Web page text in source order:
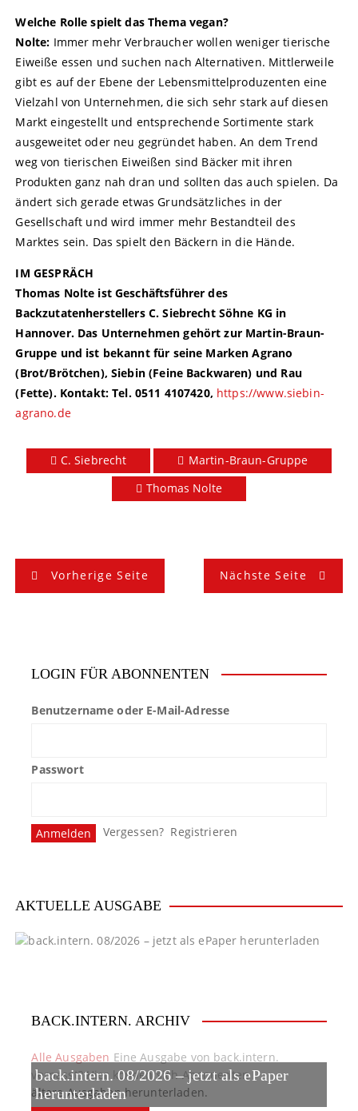
Welche Rolle spielt das Thema vegan?
Nolte: Immer mehr Verbraucher wollen weniger tierische
Eiweiße essen und suchen nach Alternativen. Mittlerweile
gibt es auf der Ebene der Lebensmittelproduzenten eine
Vielzahl von Unternehmen, die sich sehr stark auf diesen
Markt eingestellt und entsprechende Sortimente stark
ausgeweitet oder neu gegründet haben. An dem Trend
weg von tierischen Eiweißen sind Bäcker mit ihren
Produkten ganz nah dran und sollten das auch spielen. Da
ändert sich gerade etwas Grundsätzliches in der
Gesellschaft und wird immer mehr Bestandteil des
Marktes sein. Das spielt den Bäckern in die Hände.
IM GESPRÄCH
Thomas Nolte ist Geschäftsführer des
Backzutatenherstellers C. Siebrecht Söhne KG in
Hannover. Das Unternehmen gehört zur Martin-Braun-
Gruppe und ist bekannt für seine Marken Agrano
(Brot/Brötchen), Siebin (Feine Backwaren) und Rau
(Fette). Kontakt: Tel. 0511 4107420, https://www.siebin-
agrano.de
C. Siebrecht
Martin-Braun-Gruppe
Thomas Nolte
i
g
Vorherige Seite Nächste Seite
LOGIN FÜR ABONNENTEN
Benutzername oder E-Mail-Adresse
Passwort
Vergessen? Registrieren
AKTUELLE AUSGABE
back.intern. 08/2026 – jetzt als ePaper
herunterladen
BACK.INTERN. ARCHIV
Alle Ausgaben Eine Ausgabe von back.intern.
verpasst? Hier können sich Abonnenten
ältere Ausgaben herunterladen.